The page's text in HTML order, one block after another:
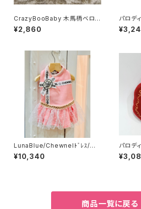
CrazyBooBaby 木馬柄ベロア
タンク 121-258-1011
¥2,860
パロデ
841-
LunaBlue/Chewnelﾄﾞﾚｽ/M、
L/521-245～
¥10,340
パロディトイ
241-
商品一覧に戻る